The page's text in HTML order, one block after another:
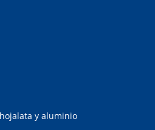
y aluminio